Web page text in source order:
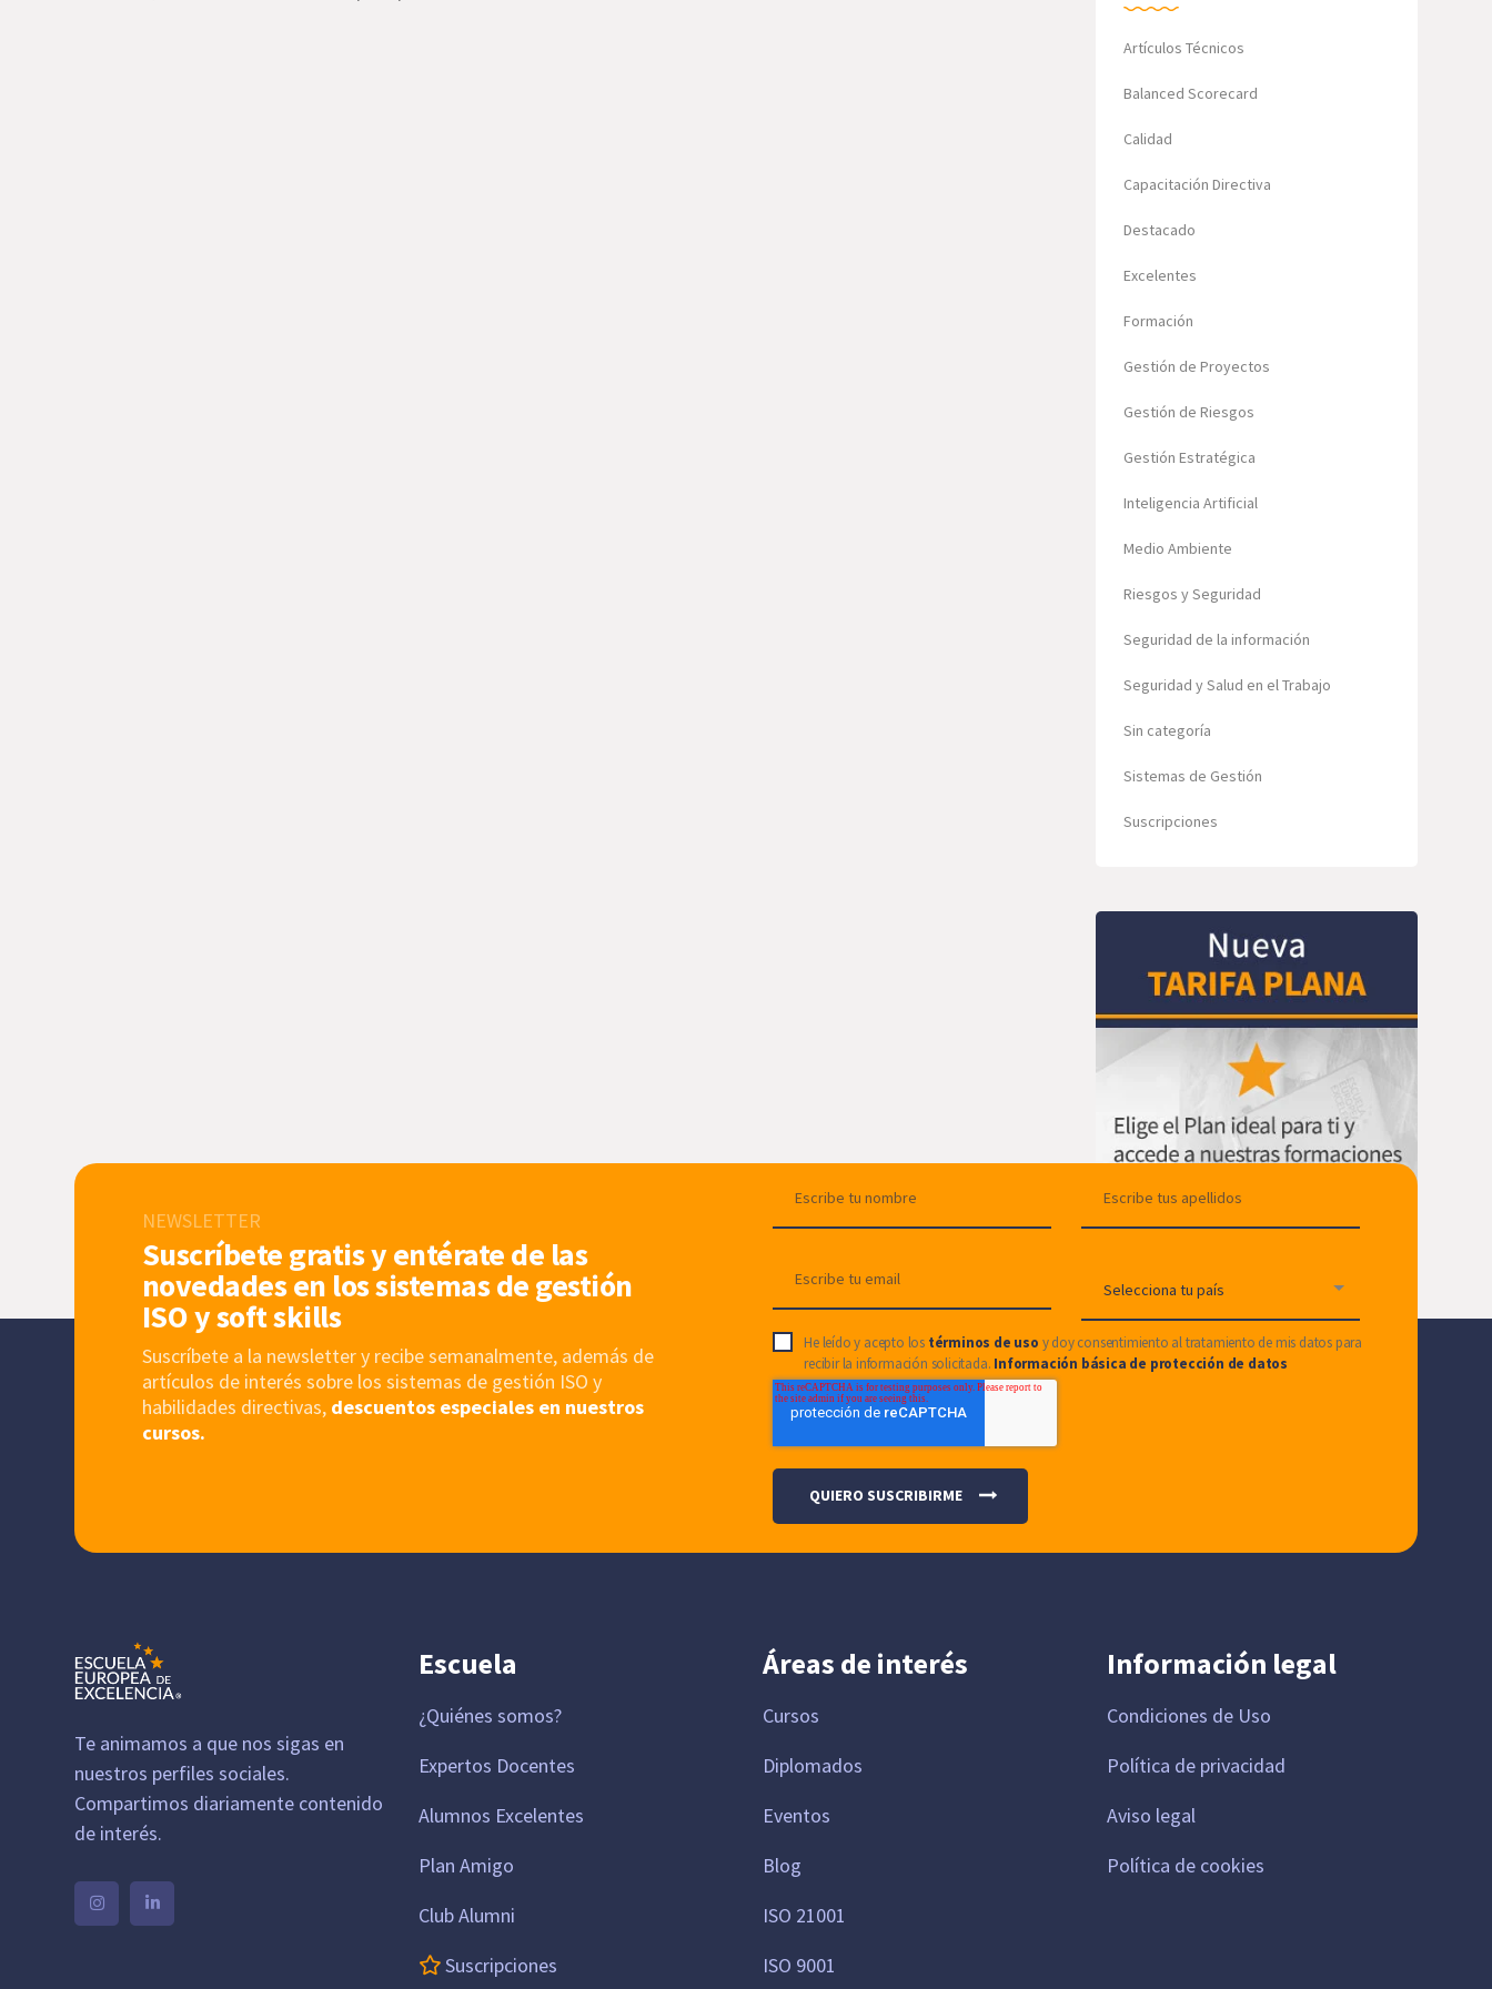
Artículos Técnicos
Balanced Scorecard
Calidad
Capacitación Directiva
Destacado
Excelentes
Formación
Gestión de Proyectos
Gestión de Riesgos
Gestión Estratégica
Inteligencia Artificial
Medio Ambiente
Riesgos y Seguridad
Seguridad de la información
Seguridad y Salud en el Trabajo
Sin categoría
Sistemas de Gestión
Suscripciones
NEWSLETTER
Suscríbete gratis y entérate de las
novedades en los sistemas de gestión
ISO y soft skills
Suscríbete a la newsletter y recibe semanalmente, además de
artículos de interés sobre los sistemas de gestión ISO y
habilidades directivas, descuentos especiales en nuestros
cursos.
He leído y acepto los términos de uso y doy consentimiento al tratamiento de mis datos para
recibir la información solicitada. Información básica de protección de datos
Te animamos a que nos sigas en
nuestros perfiles sociales.
Compartimos diariamente contenido
de interés.
Escuela
¿Quiénes somos?
Expertos Docentes
Alumnos Excelentes
Plan Amigo
Club Alumni
Suscripciones
Áreas de interés
Cursos
Diplomados
Eventos
Blog
ISO 21001
ISO 9001
Información legal
Condiciones de Uso
Política de privacidad
Aviso legal
Política de cookies